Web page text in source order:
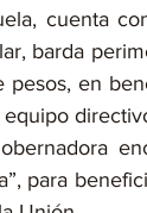
cuenta
barda
pesos, en
para